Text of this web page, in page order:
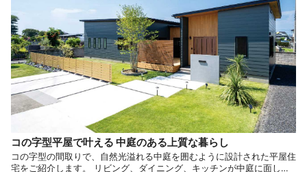
コの字型平屋で叶える 中庭のある上質な暮らし
コの字型の間取りで、自然光溢れる中庭を囲むように設計された平屋住
宅をご紹介します。 リビング、ダイニング、キッチンが中庭に面して